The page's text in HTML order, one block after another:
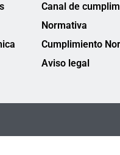
Canal de
Normativa
Cumplimiento
Aviso legal